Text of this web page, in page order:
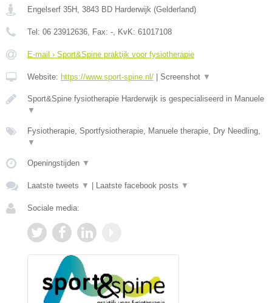
Engelserf 35H 3843 BD Harderwijk (Gelderland)
Tel: 06 23912636 , Fax: - , KvK: 61017108
E-mail › Sport&Spine praktijk voor fysiotherapie
Website: https://www.sport-spine.nl/ | Screenshot ▼
Sport&Spine fysiotherapie Harderwijk is gespecialiseerd in Manuele
▼
Fysiotherapie, Sportfysiotherapie, Manuele therapie, Dry Needling,
▼
Openingstijden ▼
Laatste tweets ▼ | Laatste facebook posts ▼
Sociale media: